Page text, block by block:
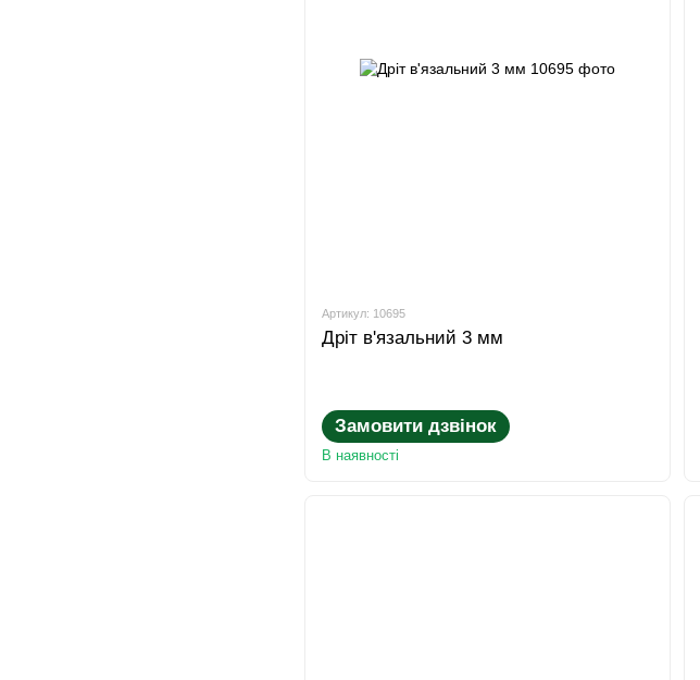
Артикул: 10695
Дріт в'язальний 3 мм
Замовити дзвінок
В наявності